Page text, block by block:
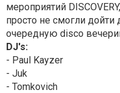
мероприятий
просто не смогли дойти
очередную disco
DJ's:
- Paul Kayzer
- Juk
- Tomkovich